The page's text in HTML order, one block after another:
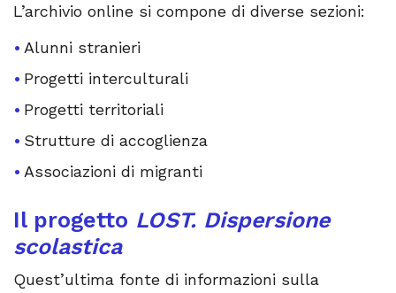
L’archivio online si compone di diverse sezioni:
Alunni stranieri
Progetti interculturali
Progetti territoriali
Strutture di accoglienza
Associazioni di migranti
Il progetto LOST. Dispersione
scolastica
Quest’ultima fonte di informazioni sulla